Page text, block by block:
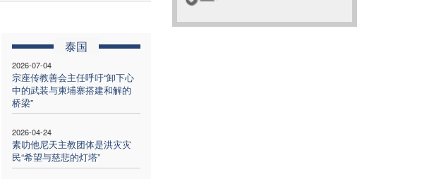
泰国
2026-07-04
宗座传教善会主任呼吁“卸下心
中的武装与柬埔寨搭建和解的
桥梁”
2026-04-24
素叻他尼天主教团体是洪灾灾
民“希望与慈悲的灯塔”